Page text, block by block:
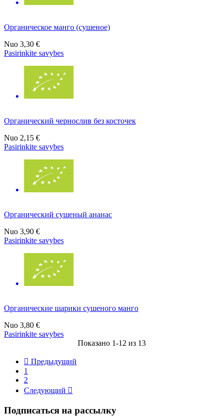
Органическое манго (сушеное)
Nuo 3,30 €
Pasirinkite savybes
Органический чернослив без косточек
Nuo 2,15 €
Pasirinkite savybes
Органический сушеный ананас
Nuo 3,90 €
Pasirinkite savybes
Органические шарики сушеного манго
Nuo 3,80 €
Pasirinkite savybes
Показано 1-12 из 13
 Предыдущий
1
2
Следующий 
Подписаться на рассылку